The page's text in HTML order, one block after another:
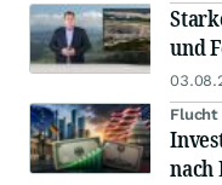
und
Flucht
nach